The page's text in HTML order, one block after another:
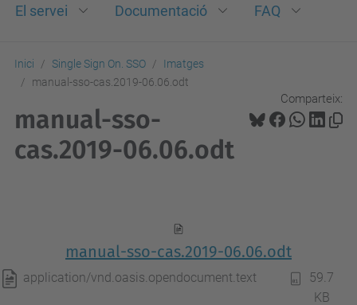
El servei Documentació FAQ
Inici Single Sign On. SSO
Imatges
manual-sso-cas.2019-06.06.odt
Comparteix:
manual-sso-
cas.2019-06.06.odt
manual-sso-cas.2019-06.06.odt
application/vnd.oasis.opendocument.text
59.7
KB